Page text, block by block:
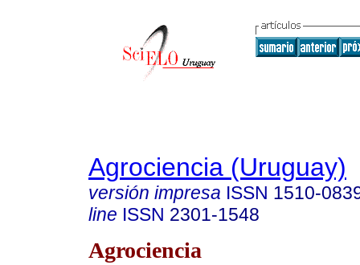
Agrociencia (Uruguay)
versión impresa ISSN 1510-
line ISSN 2301-1548
Agrociencia